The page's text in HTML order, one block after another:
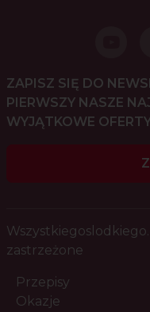
ZAPISZ SIĘ DO
PIERWSZY NASZE
WYJĄTKOWE
zastrzeżone
Przepisy
Okazje